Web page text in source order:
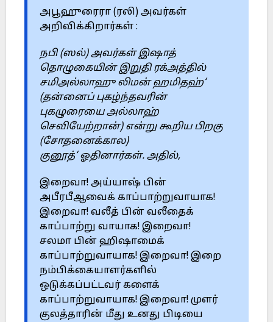
அபூஹுரைரா (ரலி) அவர்கள்
அறிவிக்கிறார்கள் :
நபி (ஸல்) அவர்கள் இஷாத்
தொழுகையின் இறுதி ரக்அத்தில்
சமிஅல்லாஹு லிமன் ஹமிதஹ்‘
(தன்னைப் புகழ்ந்தவரின்
புகழுரையை அல்லாஹ்
செவியேற்றான்) என்று கூறிய பிறகு
(சோதனைக்கால)
குனூத்‘ஓதினார்கள். அதில்,
இறைவா! அய்யாஷ் பின்
அபீரபீஆவைக் காப்பாற்றுவாயாக!
இறைவா! வலீத் பின் வலீதைக்
காப்பாற்று வாயாக! இறைவா!
சலமா பின் ஹிஷாமைக்
காப்பாற்றுவாயாக! இறைவா! இறை
நம்பிக்கையாளர்களில்
ஒடுக்கப்பட்டவர் களைக்
காப்பாற்றுவாயாக! இறைவா! முளர்
குலத்தாரின் மீது உனது பிடியை